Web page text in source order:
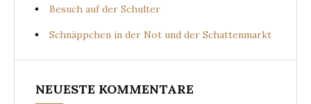
Besuch auf der Schulter
Schnäppchen in der Not und der Schattenmarkt
NEUESTE KOMMENTARE